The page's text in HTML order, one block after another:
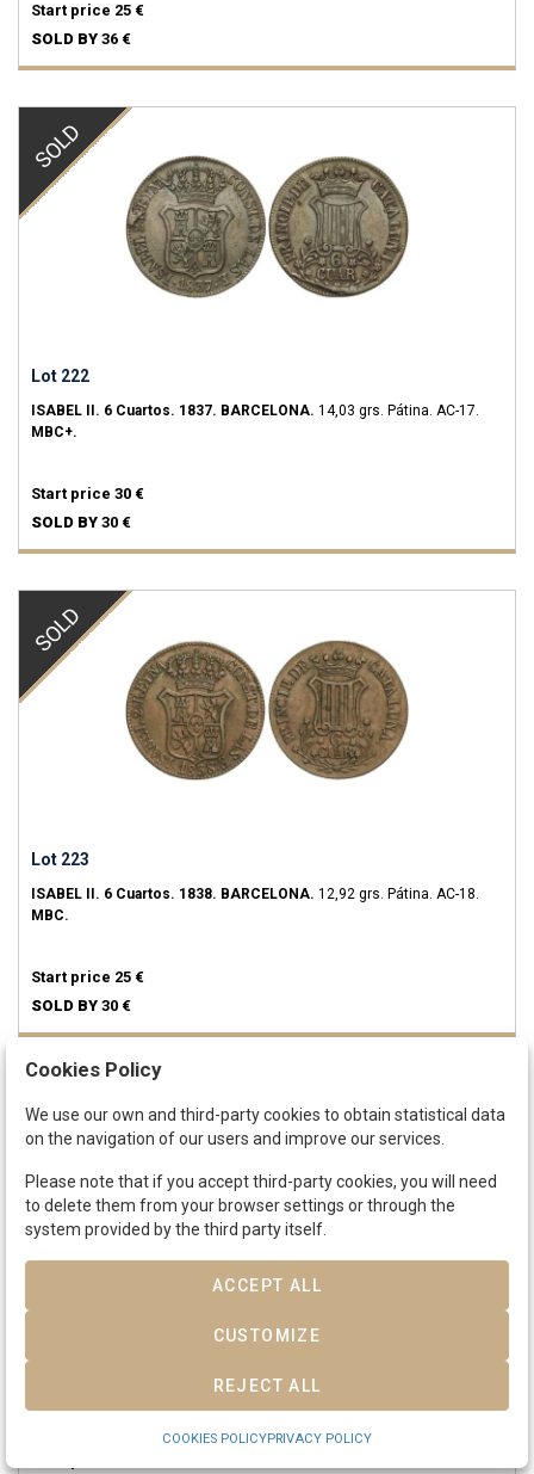
Start price 25 €
SOLD BY 36 €
SOLD
Lot 222
ISABEL II. 6 Cuartos. 1837. BARCELONA. 14,03 grs. Pátina. AC-17.
MBC+.
Start price 30 €
SOLD BY 30 €
SOLD
Lot 223
ISABEL II. 6 Cuartos. 1838. BARCELONA. 12,92 grs. Pátina. AC-18.
MBC.
Start price 25 €
SOLD BY 30 €
SOLD
1839.BARCELONA.
Cookies Policy
We use our own and third-party cookies to obtain statistical data
on the navigation of our users and improve our services.
Please note that if you accept third-party cookies, you will need
to delete them from your browser settings or through the
system provided by the third party itself.
ACCEPT ALL
CUSTOMIZE
REJECT ALL
COOKIES POLICYPRIVACY POLICY